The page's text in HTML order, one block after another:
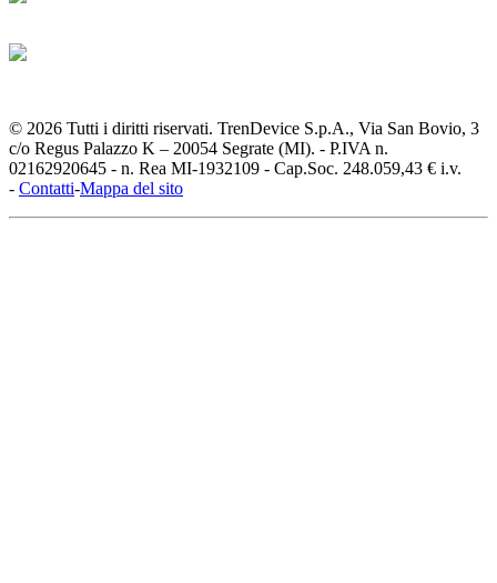
© 2026 Tutti i diritti riservati. TrenDevice S.p.A., Via San Bovio, 3
c/o Regus Palazzo K – 20054 Segrate (MI). - P.IVA n.
02162920645 - n. Rea MI-1932109 - Cap.Soc. 248.059,43 € i.v.
- Contatti-Mappa del sito